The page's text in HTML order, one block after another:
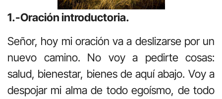
1.-Oración introductoria.
Señor, hoy mi oración va a deslizarse por un
nuevo camino. No voy a pedirte cosas:
salud, bienestar, bienes de aquí abajo. Voy a
despojar mi alma de todo egoísmo, de todo